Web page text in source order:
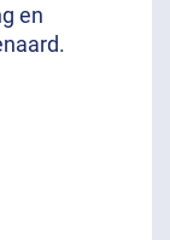
en